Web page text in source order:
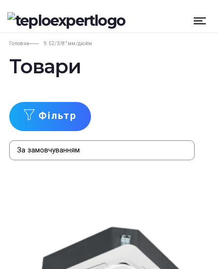
Головна 9.52/3/8" мм/дюйм
Товари
Фільтр